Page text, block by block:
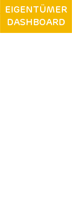
EIGENTÜMER
DASHBOARD